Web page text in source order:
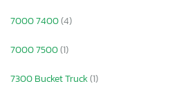
7000 7400(4)
7000 7500(1)
7300 Bucket Truck(1)